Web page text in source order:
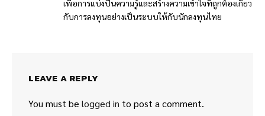
เพื่อการแบ่งปันความรู้และสร้างความเข้าใจที่ถูกต้องเกี่ยว
กับการลงทุนอย่างเป็นระบบให้กับนักลงทุนไทย
LEAVE A REPLY
You must be logged in to post a comment.